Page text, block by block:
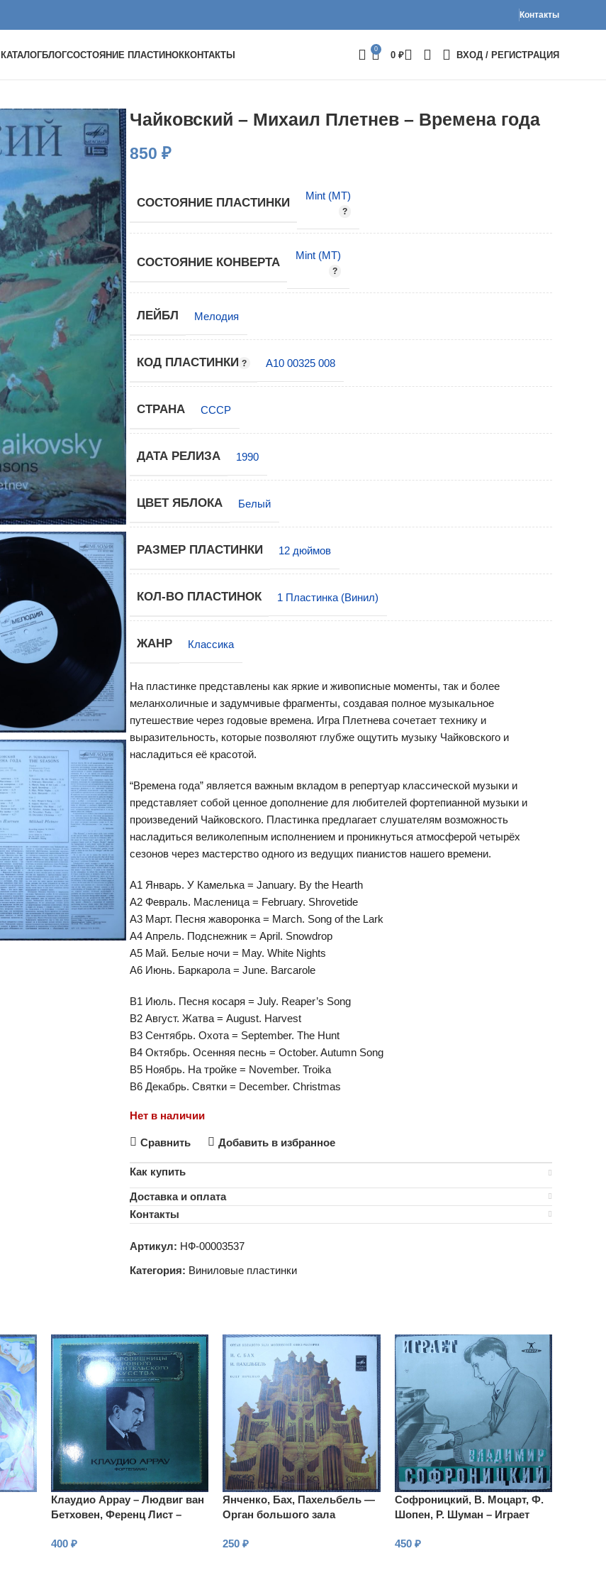
Контакты
КАТАЛОГБЛОГСОСТОЯНИЕ ПЛАСТИНОККОНТАКТЫ
0
0 ₽ ВХОД / РЕГИСТРАЦИЯ
Чайковский – Михаил Плетнев – Времена года
850 ₽
СОСТОЯНИЕ ПЛАСТИНКИ
Mint (MT)
СОСТОЯНИЕ КОНВЕРТА
Mint (MT)
ЛЕЙБЛ Мелодия
КОД ПЛАСТИНКИ А10 00325 008
СТРАНА СССР
ДАТА РЕЛИЗА 1990
ЦВЕТ ЯБЛОКА Белый
РАЗМЕР ПЛАСТИНКИ 12 дюймов
КОЛ-ВО ПЛАСТИНОК 1 Пластинка (Винил)
ЖАНР Классика
На пластинке представлены как яркие и живописные моменты, так и более
меланхоличные и задумчивые фрагменты, создавая полное музыкальное
путешествие через годовые времена. Игра Плетнева сочетает технику и
выразительность, которые позволяют глубже ощутить музыку Чайковского и
насладиться её красотой.
“Времена года” является важным вкладом в репертуар классической музыки и
представляет собой ценное дополнение для любителей фортепианной музыки и
произведений Чайковского. Пластинка предлагает слушателям возможность
насладиться великолепным исполнением и проникнуться атмосферой четырёх
сезонов через мастерство одного из ведущих пианистов нашего времени.
A1 Январь. У Камелька = January. By the Hearth
A2 Февраль. Масленица = February. Shrovetide
A3 Март. Песня жаворонка = March. Song of the Lark
A4 Апрель. Подснежник = April. Snowdrop
A5 Май. Белые ночи = May. White Nights
A6 Июнь. Баркарола = June. Barcarole
B1 Июль. Песня косаря = July. Reaper’s Song
B2 Август. Жатва = August. Harvest
B3 Сентябрь. Охота = September. The Hunt
B4 Октябрь. Осенняя песнь = October. Autumn Song
B5 Ноябрь. На тройке = November. Troika
B6 Декабрь. Святки = December. Christmas
Нет в наличии
Сравнить Добавить в избранное
Как купить
Доставка и оплата
Контакты
Артикул: НФ-00003537
Категория: Виниловые пластинки
Клаудио Аррау – Людвиг ван
Бетховен, Ференц Лист –
400 ₽
Янченко, Бах, Пахельбель —
Орган большого зала
250₽
Софроницкий, В. Моцарт, Ф.
Шопен, Р. Шуман – Играет
450 ₽